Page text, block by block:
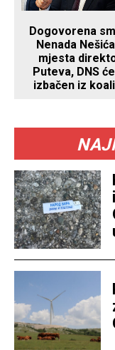
Dogovorena
Nenada
mjesta
Puteva, DNS
izbačen iz